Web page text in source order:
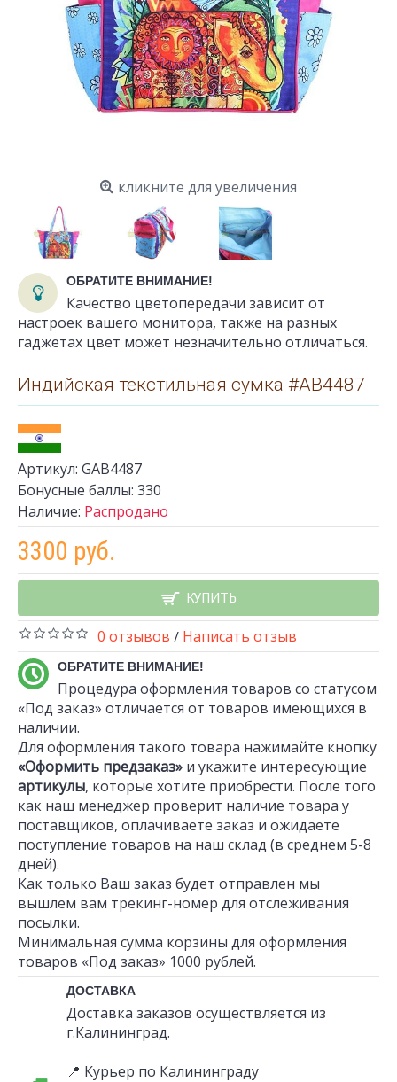
кликните для увеличения
ОБРАТИТЕ ВНИМАНИЕ!
Качество цветопередачи зависит от
настроек вашего монитора, также на разных
гаджетах цвет может незначительно отличаться.
Индийская текстильная сумка #АВ4487
Артикул: GАВ4487
Бонусные баллы: 330
Наличие: Распродано
3300 руб.
КУПИТЬ
0 отзывов / Написать отзыв
ОБРАТИТЕ ВНИМАНИЕ!
Процедура оформления товаров со статусом
«Под заказ» отличается от товаров имеющихся в
наличии.
Для оформления такого товара нажимайте кнопку
«Оформить предзаказ» и укажите интересующие
артикулы, которые хотите приобрести. После того
как наш менеджер проверит наличие товара у
поставщиков, оплачиваете заказ и ожидаете
поступление товаров на наш склад (в среднем 5-8
дней).
Как только Ваш заказ будет отправлен мы
вышлем вам трекинг-номер для отслеживания
посылки.
Минимальная сумма корзины для оформления
товаров «Под заказ» 1000 рублей.
ДОСТАВКА
Доставка заказов осуществляется из
г.Калининград.
📍 Курьер по Калининграду